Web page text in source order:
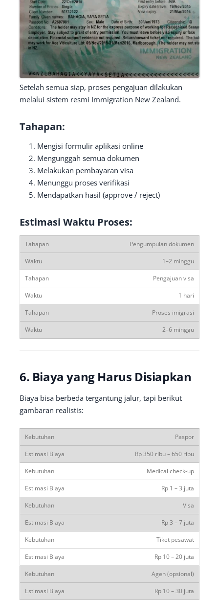
Setelah semua siap, proses pengajuan dilakukan
melalui sistem resmi Immigration New Zealand.
Tahapan:
Mengisi formulir aplikasi online
Mengunggah semua dokumen
Melakukan pembayaran visa
Menunggu proses verifikasi
Mendapatkan hasil (approve / reject)
Estimasi Waktu Proses:
Pengumpulan dokumen
1–2 minggu
Pengajuan visa
1 hari
Proses imigrasi
2–6 minggu
6. Biaya yang Harus Disiapkan
Biaya bisa berbeda tergantung jalur, tapi berikut
gambaran realistis:
Paspor
Rp 350 ribu – 650 ribu
Medical check-up
Rp 1 – 3 juta
Visa
Rp 3 – 7 juta
Tiket pesawat
Rp 10 – 20 juta
Agen (opsional)
Rp 10 – 30 juta